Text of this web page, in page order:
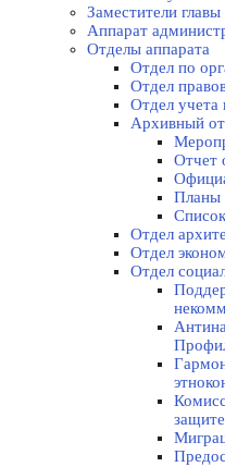
Заместители главы
Аппарат
Отделы аппарата
Отдел по
Отдел
Отдел учета
Архивный
Отчет
Планы
Отдел
Отдел
Отдел